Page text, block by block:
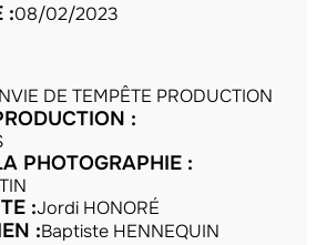
:08/02/2023
DE TEMPÊTE PRODUCTION
:
PHOTOGRAPHIE :
:Jordi HONORÉ
:Baptiste HENNEQUIN